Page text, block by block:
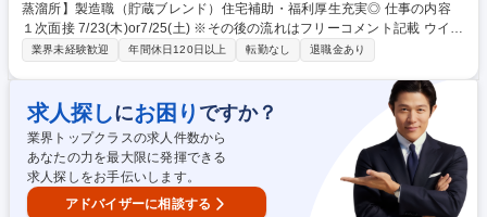
蒸溜所】製造職（貯蔵ブレンド）住宅補助・福利厚生充実◎ 仕事の内容
１次面接 7/23(木)or7/25(土) ※その後の流れはフリーコメント記載 ウイス
キー工場にて、中味製造工程（貯蔵・ブレンド・樽製造）のオペレーショ
ご担当いただきます。 【具体的な業務内容】 ※配属はご経験やスキルに
応じ選考過程で決定。 ■ウイスキー原酒の移送、ブレンド作業 ■品質確認
（官能評価含む）、管理、改善 ■設備保全業務 ■改善業務 募集職種 11/1入
社【山梨/白州蒸溜所】製造職（貯蔵ブレンド）住宅補助・福利厚生充実◎
業界未経験歓迎 年間休日120日以上 転勤なし 退職金あり
求人探しにお困り ですか？
業界トップクラスの求人件数から
あなたの力を最大限に発揮できる
求人探しをお手伝いします。
アドバイザーに相談する